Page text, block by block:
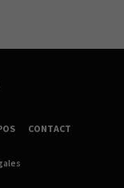
CONTACT